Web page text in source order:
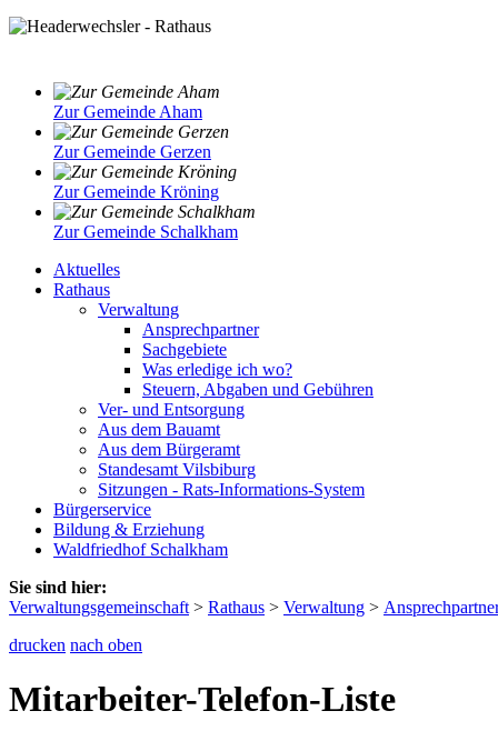
Zur Gemeinde Aham
Zur Gemeinde Gerzen
Zur Gemeinde Kröning
Zur Gemeinde Schalkham
Aktuelles
Rathaus
Verwaltung
Ansprechpartner
Sachgebiete
Was erledige ich wo?
Steuern, Abgaben und Gebühren
Ver- und Entsorgung
Aus dem Bauamt
Aus dem Bürgeramt
Standesamt Vilsbiburg
Sitzungen - Rats-Informations-System
Bürgerservice
Bildung & Erziehung
Waldfriedhof Schalkham
Sie sind hier:
Verwaltungsgemeinschaft > Rathaus > Verwaltung >
drucken nach oben
Mitarbeiter-Telefon-Liste